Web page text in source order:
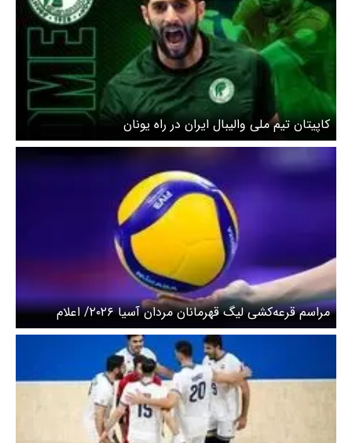
کاپیتان تیم ملی والیبال ایران در راه یونان
مراسم قرعه‌کشی لیگ قهرمانان مردان آسیا ۲۰۲۶/ اعلام
حریفان نماینده والیبال ایران